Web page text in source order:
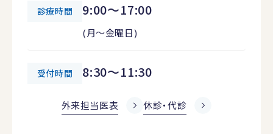
診療時間 9:00～17:00
(月～金曜日)
受付時間 8:30～11:30
外来担当医表 休診・代診